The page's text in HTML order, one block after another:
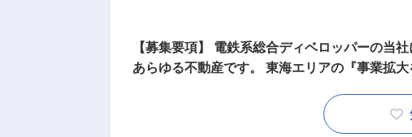
■不動産売買仲介での営業
※これまで一定の実績を残
【歓迎条件】
【募集要項】 電鉄系総合ディベロッパーの
あらゆる不動産です。 東海エリアの『事業拡大を進
では「問い合わせ対応」「利用のしやすさ」